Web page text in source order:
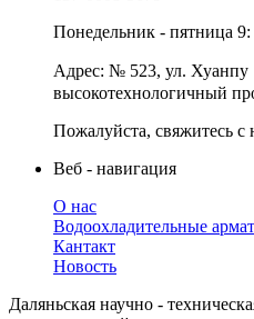
Понедельник - пятница 9:
Адрес: № 523, ул. Хуанпу
высокотехнологичный
Пожалуйста, свяжитесь с
Веб - навигация
О нас
Водоохладительные
Кантакт
Новость
Даляньская научно -